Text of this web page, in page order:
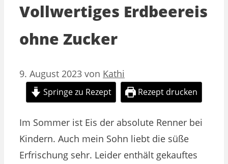
Vollwertiges Erdbeereis
ohne Zucker
9. August 2023 von Kathi
Springe zu Rezept Rezept drucken
Im Sommer ist Eis der absolute Renner bei
Kindern. Auch mein Sohn liebt die süße
Erfrischung sehr. Leider enthält gekauftes